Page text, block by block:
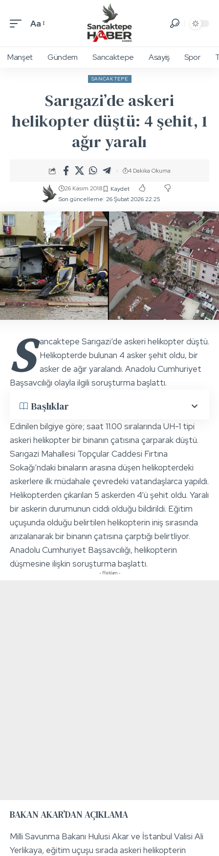
Aa
Manşet Gündem Sancaktepe Asayiş Spor
SANCAKTEPE
Sarıgazi’de askeri
helikopter düştü: 4 şehit, 1
ağır yaralı
Son güncelleme: 26 Şubat 2026 22:25
26 Kasım 2018
4 Dakika Okuma
S ancaktepe Sarıgazi’de askeri helikopter düştü.
Helikopterde bulunan 4 asker şehit oldu, bir
asker de ağır yaralandı. Anadolu Cumhuriyet
Başsavcılığı olayla ilgili soruşturma başlattı.
Başlıklar
Edinilen bilgiye göre; saat 11.00 sıralarında UH-1 tipi
askeri helikopter bir binanın çatısına çarparak düştü.
Sarıgazi Mahallesi Topçular Caddesi Fırtına
Sokağı’ndaki binaların arasına düşen helikopterdeki
askerlere ilk müdahale çevredeki vatandaşlarca yapıldı.
Helikopterden çıkarılan 5 askerden 4’ü şehit oldu. Yaralı
bir askerin durumunun ciddi olduğu bildirildi. Eğitim
uçuşunda olduğu belirtilen helikopterin iniş sırasında
arızalanarak bir binanın çatısına çarptığı belirtliyor.
Anadolu Cumhuriyet Başsavcılığı, helikopterin
düşmesine ilişkin soruşturma başlattı.
- Reklam -
BAKAN AKAR’DAN AÇIKLAMA
Milli Savunma Bakanı Hulusi Akar ve İstanbul Valisi Ali
Yerlikaya, eğitim uçuşu sırada askeri helikopterin